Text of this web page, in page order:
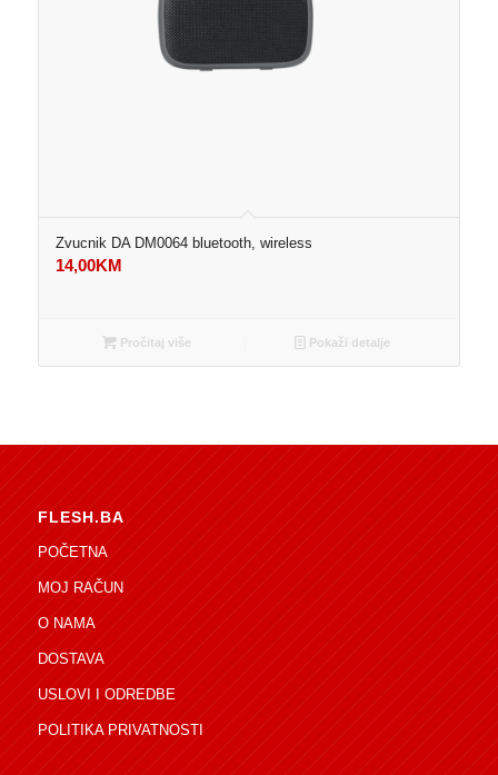
Zvucnik DA DM0064 bluetooth, wireless
14,00KM
Pročitaj više Pokaži detalje
FLESH.BA
POČETNA
MOJ RAČUN
O NAMA
DOSTAVA
USLOVI I ODREDBE
POLITIKA PRIVATNOSTI